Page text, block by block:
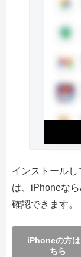
インストール
は、iPhoneな
確認できます。
iPhoneの方は
ちら